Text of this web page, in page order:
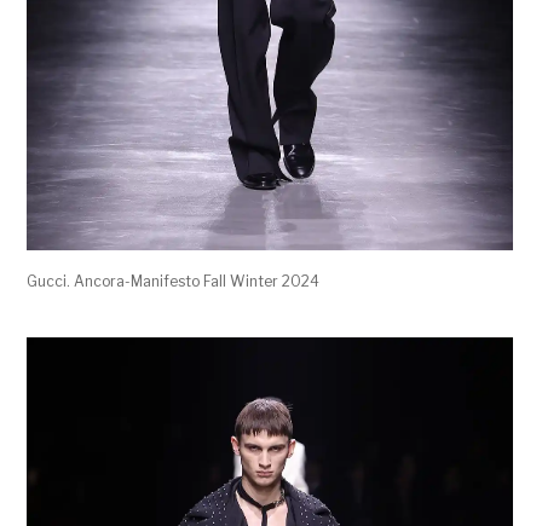
Gucci. Ancora-Manifesto Fall Winter 2024